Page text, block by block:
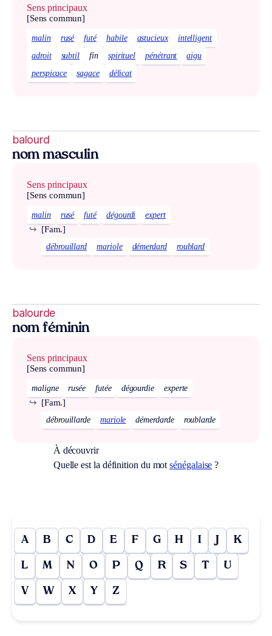
Sens principaux
[Sens commun]
malin rusé futé habile astucieux
intelligent
adroit
subtil fin spirituel pénétrant
aigu
perspicace
sagace délicat
balourd
nom masculin
Sens principaux
[Sens commun]
malin rusé futé dégourdi expert
[Fam.]
↪
débrouillard mariole démerdard roublard
balourde
nom féminin
Sens principaux
[Sens commun]
maligne rusée futée dégourdie experte
[Fam.]
↪
débrouillarde mariole démerdarde roublarde
À découvrir
Quelle est la définition du motsénégalaise ?
A B C D E F G H I J K
L M N O P Q R S T U
V W X Y Z